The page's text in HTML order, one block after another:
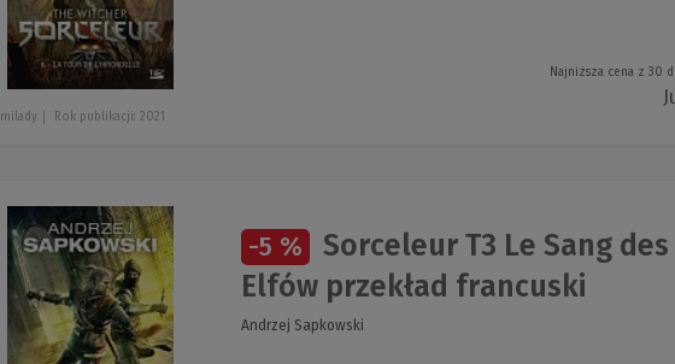
Najniższa cena z 30
milady Rok publikacji: 2021
-5 %
Sorceleur T3 Le Sang
Elfów przekład francuski
Andrzej Sapkowski